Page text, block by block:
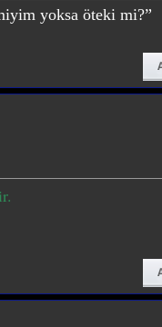
yoksa öteki mi?”